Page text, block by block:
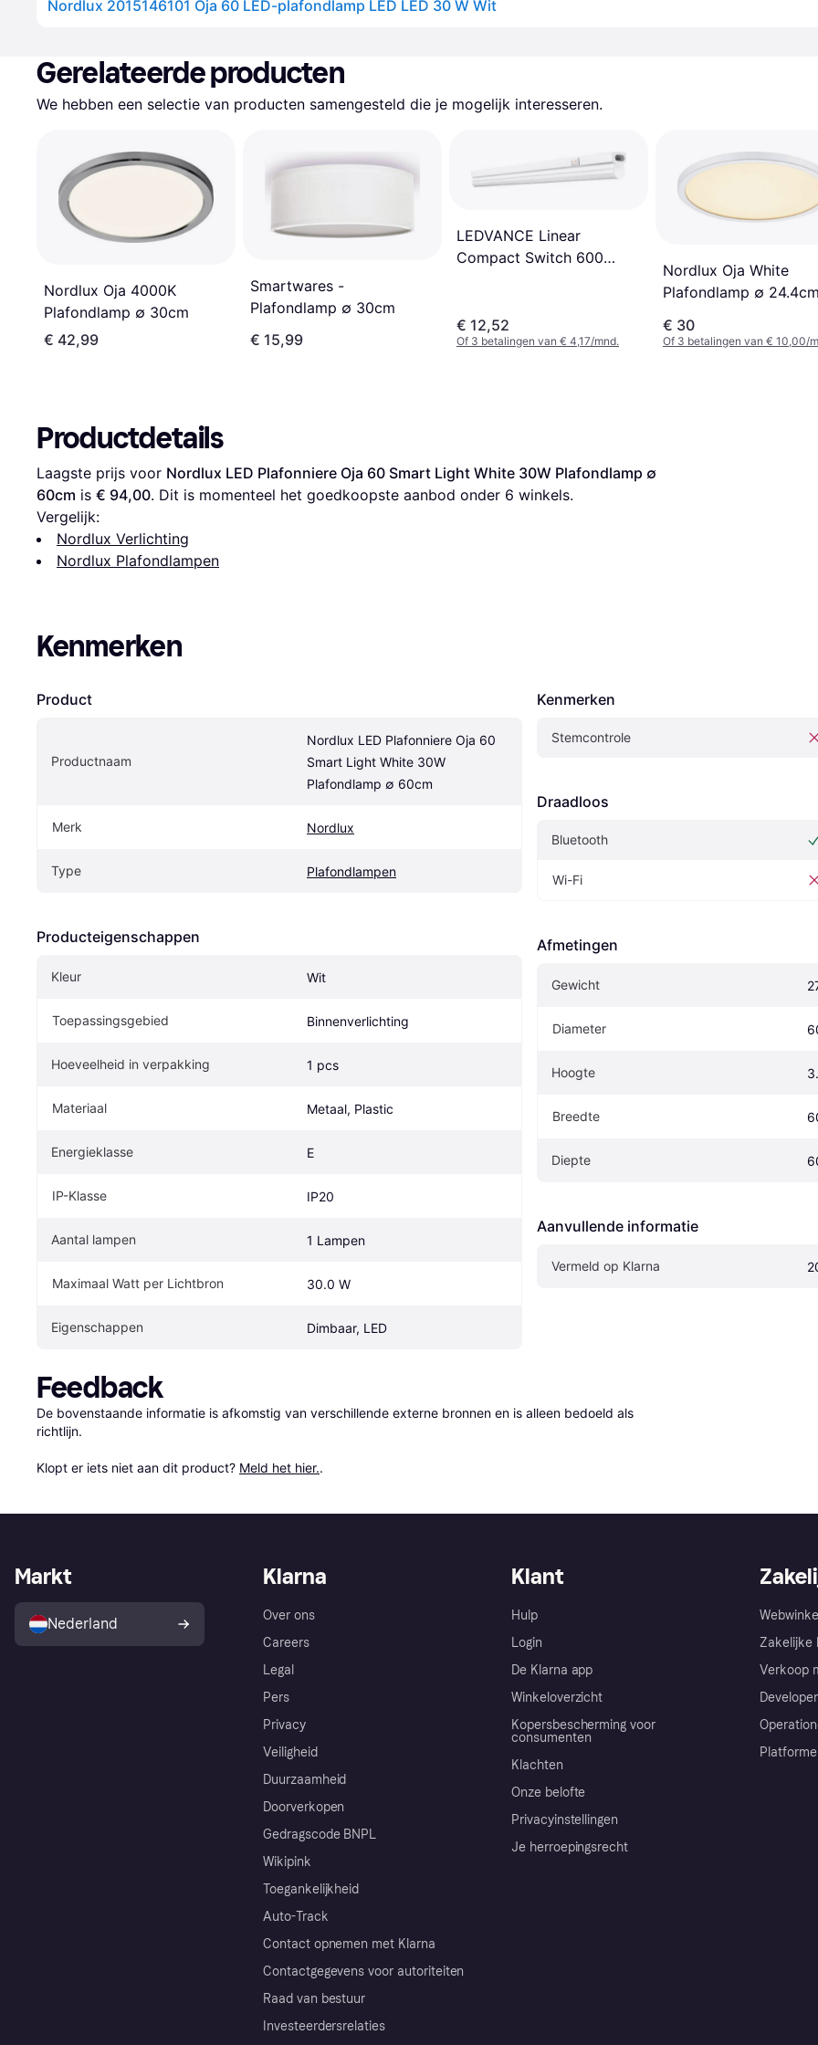
Nordlux 2015146101 Oja 60 LED-plafondlamp LED LED 30 W Wit
Gerelateerde producten
We hebben een selectie van producten samengesteld die je mogelijk interesseren.
Nordlux Oja 4000K
Plafondlamp ∅ 30cm
€ 42,99
Smartwares -
Plafondlamp ∅ 30cm
€ 15,99
LEDVANCE Linear
Compact Switch 600
€ 12,52
Of 3 betalingen van € 4,17/mnd.
Nordlux Oja White
Plafondlamp ∅
€ 30
Of 3 betalingen van € 10,00/
Productdetails
Laagste prijs voor Nordlux LED Plafonniere Oja 60 Smart Light White 30W Plafondlamp ∅
60cm is € 94,00. Dit is momenteel het goedkoopste aanbod onder 6 winkels.
Vergelijk:
Nordlux Verlichting
Nordlux Plafondlampen
Kenmerken
Product
Productnaam
Nordlux LED Plafonniere Oja 60
Smart Light White 30W
Plafondlamp ∅ 60cm
Merk Nordlux
Type Plafondlampen
Producteigenschappen
Kleur Wit
Toepassingsgebied Binnenverlichting
Hoeveelheid in verpakking 1 pcs
Materiaal Metaal, Plastic
Energieklasse E
IP-Klasse IP20
Aantal lampen 1 Lampen
Maximaal Watt per Lichtbron 30.0 W
Eigenschappen Dimbaar, LED
Kenmerken
Stemcontrole
Draadloos
Bluetooth
Wi-Fi
Afmetingen
Gewicht
Diameter
Hoogte
Breedte
Diepte
Aanvullende informatie
Vermeld op Klarna
Feedback
De bovenstaande informatie is afkomstig van verschillende externe bronnen en is alleen bedoeld als
richtlijn.
Klopt er iets niet aan dit product? Meld het hier..
Klarna
Over ons
Careers
Legal
Pers
Privacy
Veiligheid
Duurzaamheid
Doorverkopen
Gedragscode BNPL
Wikipink
Toegankelijkheid
Auto-Track
Contact opnemen met Klarna
Contactgegevens voor autoriteiten
Raad van bestuur
Investeerdersrelaties
Klant
Hulp
Login
De Klarna app
Winkeloverzicht
Kopersbescherming voor
consumenten
Klachten
Onze belofte
Privacyinstellingen
Je herroepingsrecht
Zakelijke
Verkoop
Markt
Nederland